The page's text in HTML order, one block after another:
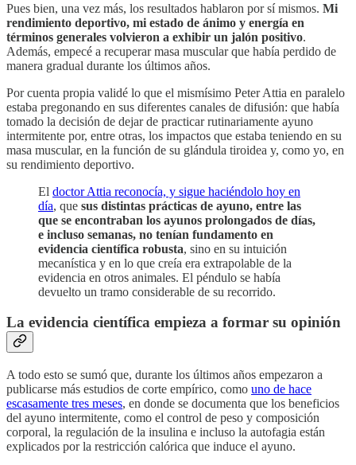
Pues bien, una vez más, los resultados hablaron por sí mismos. Mi
rendimiento deportivo, mi estado de ánimo y energía en
términos generales volvieron a exhibir un jalón positivo.
Además, empecé a recuperar masa muscular que había perdido de
manera gradual durante los últimos años.
Por cuenta propia validé lo que el mismísimo Peter Attia en paralelo
estaba pregonando en sus diferentes canales de difusión: que había
tomado la decisión de dejar de practicar rutinariamente ayuno
intermitente por, entre otras, los impactos que estaba teniendo en su
masa muscular, en la función de su glándula tiroidea y, como yo, en
su rendimiento deportivo.
El doctor Attia reconocía, y sigue haciéndolo hoy en
día, que sus distintas prácticas de ayuno, entre las
que se encontraban los ayunos prolongados de días,
e incluso semanas, no tenían fundamento en
evidencia científica robusta, sino en su intuición
mecanística y en lo que creía era extrapolable de la
evidencia en otros animales. El péndulo se había
devuelto un tramo considerable de su recorrido.
La evidencia científica empieza a formar su opinión
A todo esto se sumó que, durante los últimos años empezaron a
publicarse más estudios de corte empírico, como uno de hace
escasamente tres meses, en donde se documenta que los beneficios
del ayuno intermitente, como el control de peso y composición
corporal, la regulación de la insulina e incluso la autofagia están
explicados por la restricción calórica que induce el ayuno.